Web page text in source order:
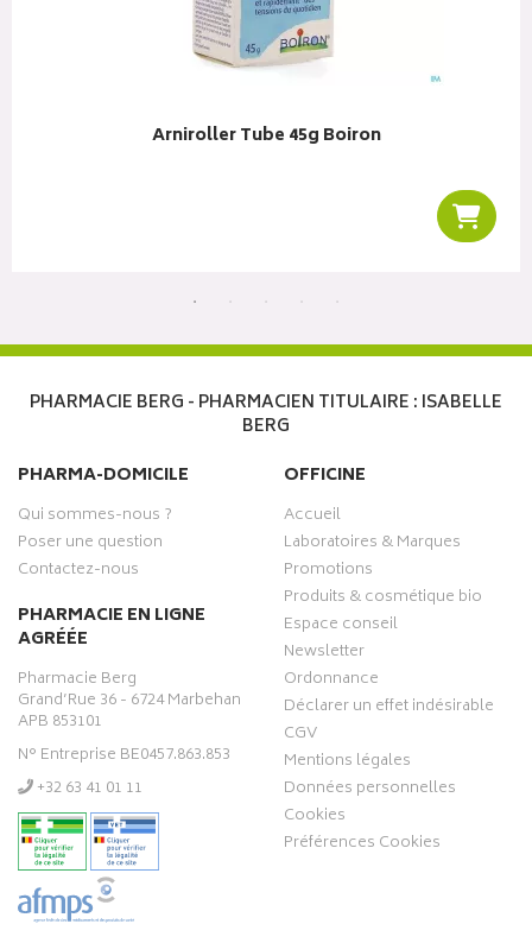
Arniroller Tube 45g Boiron
PHARMACIE BERG - PHARMACIEN TITULAIRE : ISABELLE
BERG
PHARMA-DOMICILE
Qui sommes-nous ?
Poser une question
Contactez-nous
PHARMACIE EN LIGNE
AGRÉÉE
Pharmacie Berg
Grand’Rue 36 - 6724 Marbehan
APB 853101
N° Entreprise BE0457.863.853
‭+32 63 41 01 11‬
OFFICINE
Accueil
Laboratoires & Marques
Promotions
Produits & cosmétique bio
Espace conseil
Newsletter
Ordonnance
Déclarer un effet indésirable
CGV
Mentions légales
Données personnelles
Cookies
Préférences Cookies